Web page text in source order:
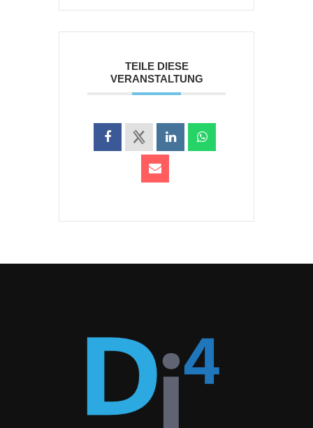
TEILE DIESE
VERANSTALTUNG